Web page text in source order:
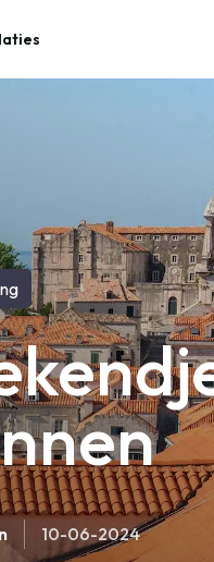
10-06-2024